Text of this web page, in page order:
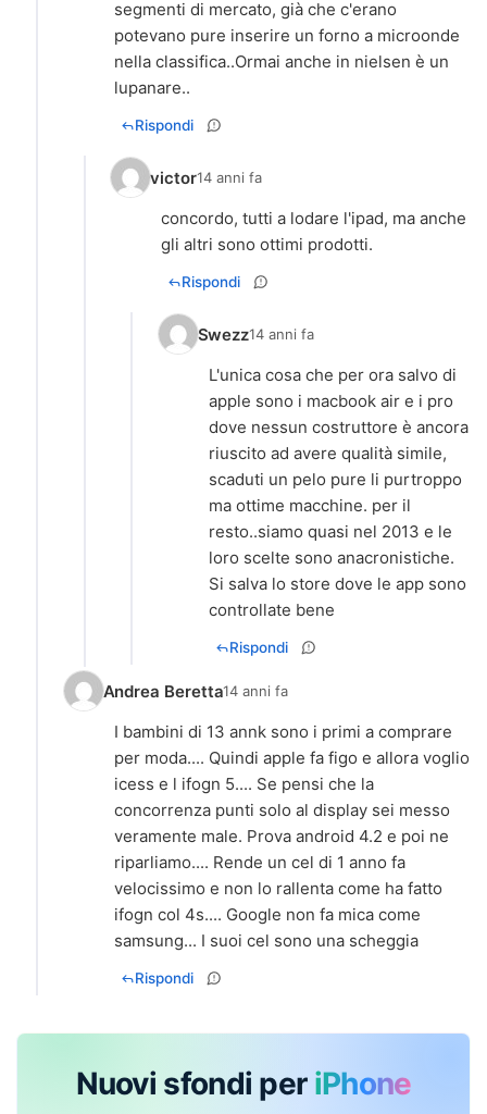
segmenti di mercato, già che c'erano
potevano pure inserire un forno a microonde
nella classifica..Ormai anche in nielsen è un
lupanare..
Rispondi
victor14 anni fa
concordo, tutti a lodare l'ipad, ma anche
gli altri sono ottimi prodotti.
Rispondi
Swezz14 anni fa
L'unica cosa che per ora salvo di
apple sono i macbook air e i pro
dove nessun costruttore è ancora
riuscito ad avere qualità simile,
scaduti un pelo pure li purtroppo
ma ottime macchine. per il
resto..siamo quasi nel 2013 e le
loro scelte sono anacronistiche.
Si salva lo store dove le app sono
controllate bene
Rispondi
Andrea Beretta14 anni fa
I bambini di 13 annk sono i primi a comprare
per moda.... Quindi apple fa figo e allora voglio
icess e l ifogn 5.... Se pensi che la
concorrenza punti solo al display sei messo
veramente male. Prova android 4.2 e poi ne
riparliamo.... Rende un cel di 1 anno fa
velocissimo e non lo rallenta come ha fatto
ifogn col 4s.... Google non fa mica come
samsung... I suoi cel sono una scheggia
Rispondi
Nuovi sfondi per iPhone